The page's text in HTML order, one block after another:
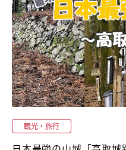
観光・旅行